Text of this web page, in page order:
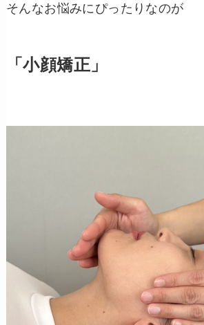
そんなお悩みにぴったりなのが
「小顔矯正」